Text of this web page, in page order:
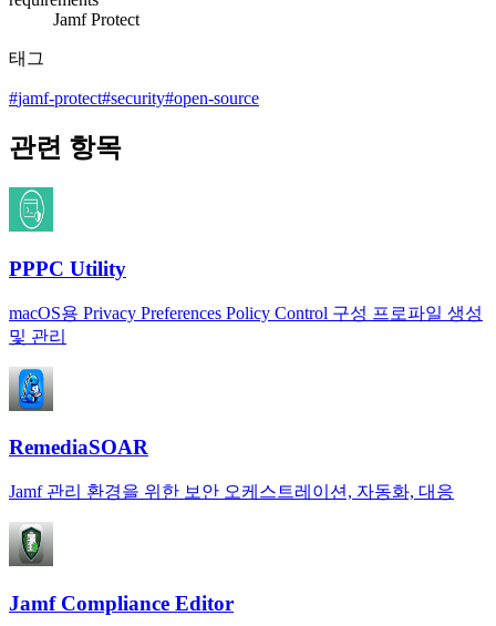
Jamf Protect
태그
#jamf-protect#security#open-source
관련 항목
PPPC Utility
macOS용 Privacy Preferences Policy Control 구성 프로파일 생성
및 관리
RemediaSOAR
Jamf 관리 환경을 위한 보안 오케스트레이션, 자동화, 대응
Jamf Compliance Editor